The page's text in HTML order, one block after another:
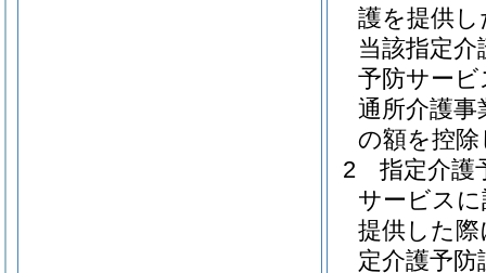
護を提供
当該指定
予防サービ
通所介護
の額を控
2
指定介護
サービス
提供した
定介護予